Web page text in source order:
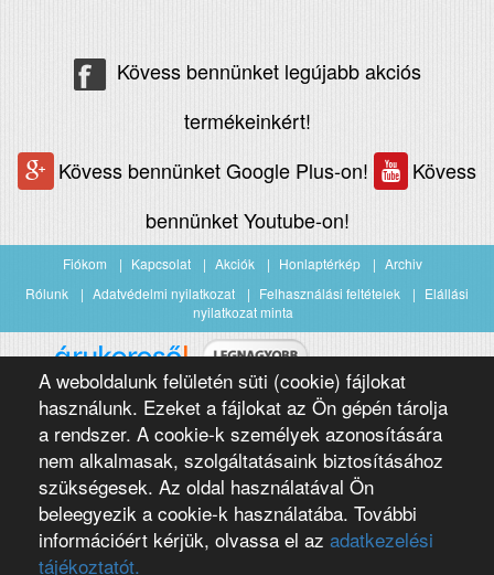
A weboldalunk felületén süti (cookie) fájlokat
használunk. Ezeket a fájlokat az Ön gépén tárolja
a rendszer. A cookie-k személyek azonosítására
nem alkalmasak, szolgáltatásaink biztosításához
szükségesek. Az oldal használatával Ön
beleegyezik a cookie-k használatába. További
információért kérjük, olvassa el az adatkezelési
tájékoztatót.
Kövess bennünket legújabb akciós
termékeinkért!
Kövess bennünket Google Plus-on!
Kövess
bennünket Youtube-on!
Fiókom Kapcsolat Akciók Honlaptérkép
Archiv
Rólunk
Adatvédelmi nyilatkozat Felhasználási feltételek
Elállási
nyilatkozat minta
Copyright 2016 Négypólus Kft